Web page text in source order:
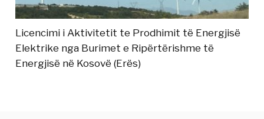
Licencimi i Aktivitetit te Prodhimit të Energjisë
Elektrike nga Burimet e Ripërtërishme të
Energjisë në Kosovë (Erës)